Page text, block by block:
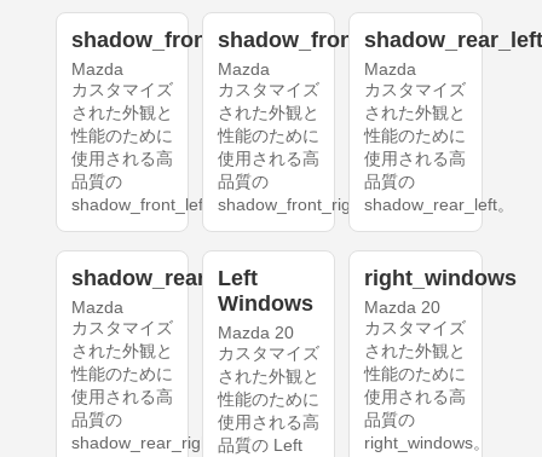
shadow_front_left
Mazda
カスタマイズ
された外観と
性能のために
使用される高
品質の
shadow_front_left。
shadow_front_right
Mazda
カスタマイズ
された外観と
性能のために
使用される高
品質の
shadow_front_right。
Mazda
カスタマイズ
された外観と
性能のために
使用される高
品質の
shadow_rear_left。
shadow_rear_right
Mazda
カスタマイズ
された外観と
性能のために
使用される高
品質の
shadow_rear_right。
Left
Windows
Mazda 20
カスタマイズ
された外観と
性能のために
使用される高
品質の Left
right_windows
Mazda 20
カスタマイズ
された外観と
性能のために
使用される高
品質の
right_windows。